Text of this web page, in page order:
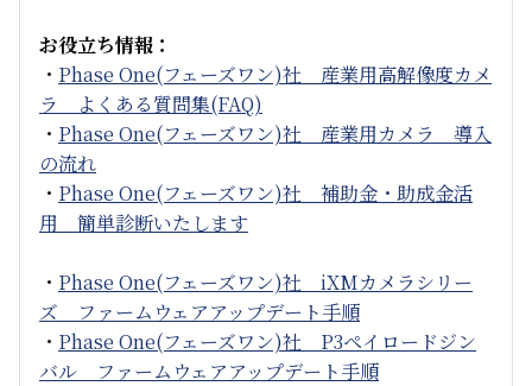
お役立ち情報：
・ Phase One(フェーズワン)社 産業用高解像度カメ
ラ よくある質問集(FAQ)
・ Phase One(フェーズワン)社 産業用カメラ 導入
の流れ
・ Phase One(フェーズワン)社 補助金・助成金活
用 簡単診断いたします
・ Phase One(フェーズワン)社 iXMカメラシリー
ズ ファームウェアアップデート手順
・ Phase One(フェーズワン)社 P3ペイロードジン
バル ファームウェアアップデート手順